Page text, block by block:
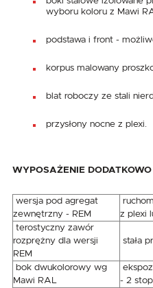
wyboru koloru z Mawi
podstawa i front -
korpus malowany
blat roboczy ze stali
przysłony nocne z plexi.
WYPOSAŻENIE
wersja pod agregat
zewnętrzny - REM
z plexi
terostyczny zawór
rozprężny dla wersji
REM
stała
bok dwukolorowy wg
Mawi RAL
- 2